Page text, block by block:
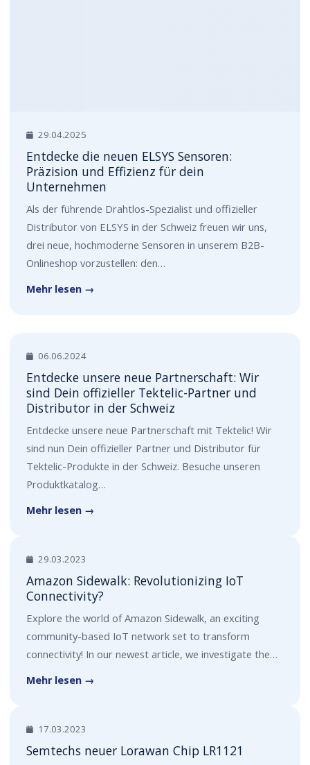
29.04.2025
Entdecke die neuen ELSYS Sensoren:
Präzision und Effizienz für dein
Unternehmen
Als der führende Drahtlos-Spezialist und offizieller
Distributor von ELSYS in der Schweiz freuen wir uns,
drei neue, hochmoderne Sensoren in unserem B2B-
Onlineshop vorzustellen: den…
Mehr lesen →
06.06.2024
Entdecke unsere neue Partnerschaft: Wir
sind Dein offizieller Tektelic-Partner und
Distributor in der Schweiz
Entdecke unsere neue Partnerschaft mit Tektelic! Wir
sind nun Dein offizieller Partner und Distributor für
Tektelic-Produkte in der Schweiz. Besuche unseren
Produktkatalog…
Mehr lesen →
29.03.2023
Amazon Sidewalk: Revolutionizing IoT
Connectivity?
Explore the world of Amazon Sidewalk, an exciting
community-based IoT network set to transform
connectivity! In our newest article, we investigate the…
Mehr lesen →
17.03.2023
Semtechs neuer Lorawan Chip LR1121